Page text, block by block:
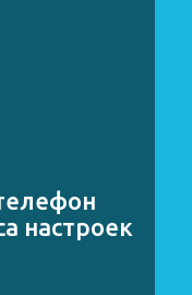
настроек